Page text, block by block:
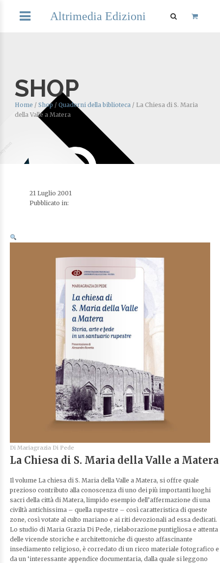
Altrimedia Edizioni
SHOP
Home / Shop / Quaderni della biblioteca / La Chiesa di S. Maria
della Valle a Matera
21 Luglio 2001
Pubblicato in:
Di Mariagrazia Di Pede
La Chiesa di S. Maria della Valle a Matera
Il volume La chiesa di S. Maria della Valle a Matera, si offre quale
prezioso contributo alla conoscenza di uno dei più importanti luoghi
sacri della città di Matera, limpido esempio dell’affermazione di una
civiltà antichissima – quella rupestre – così caratteristica di queste
zone, così votate al culto mariano e ai riti devozionali ad essa dedicati.
Lo studio di Maria Grazia Di Pede, rielaborazione puntigliosa e attenta
delle vicende storiche e architettoniche di questo affascinante
insediamento religioso, è corredato di un ricco materiale fotografico e
da un ‘interessante appendice documentaria, dalla quale si leggono